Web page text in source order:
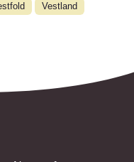
Vestland